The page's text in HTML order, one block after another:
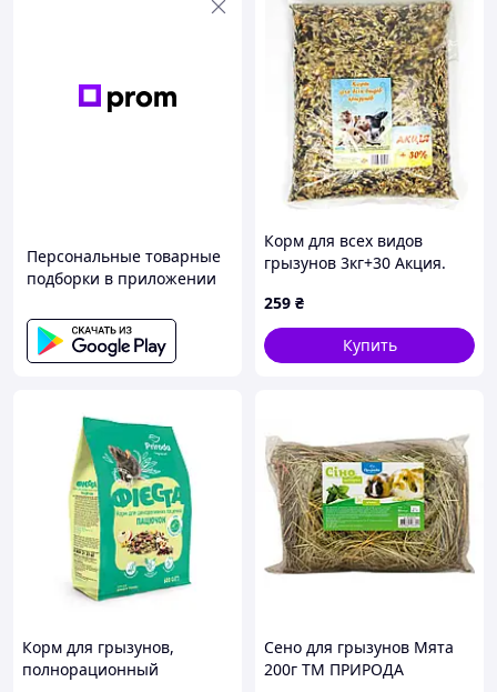
Персональные товарные
подборки в приложении
Корм для всех видов
грызунов 3кг+30 Акция.
259 ₴
Купить
Корм для грызунов,
полнорационный
Сено для грызунов Мята
200г ТМ ПРИРОДА